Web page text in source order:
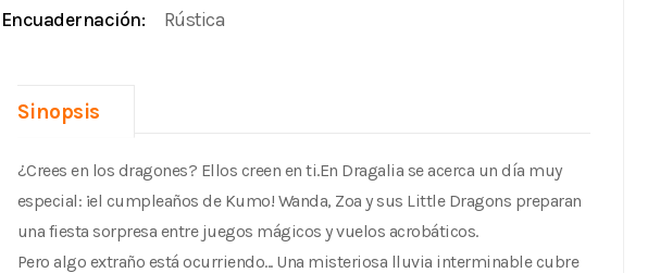
Encuadernación:
Rústica
Sinopsis
¿Crees en los dragones? Ellos creen en ti.En Dragalia se acerca un día muy
especial: ¡el cumpleaños de Kumo! Wanda, Zoa y sus Little Dragons preparan
una fiesta sorpresa entre juegos mágicos y vuelos acrobáticos.
Pero algo extraño está ocurriendo... Una misteriosa lluvia interminable cubre